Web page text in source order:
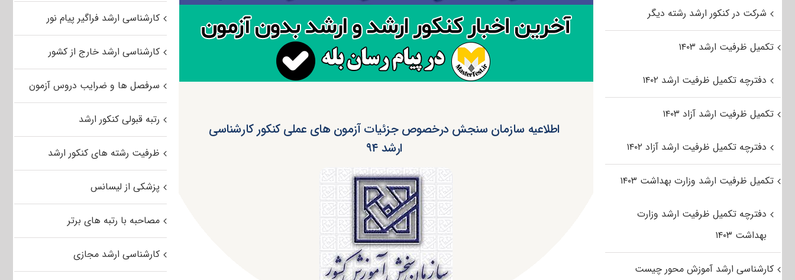
اطلاعیه سازمان سنجش درخصوص جزئیات آزمون های عملی کنکور کارشناسی
ارشد ۹۴
کارشناسی ارشد فراگیر پیام نور
کارشناسی ارشد خارج از کشور
سرفصل ها و ضرایب دروس آزمون
رتبه قبولی کنکور ارشد
ظرفیت رشته های کنکور ارشد
پزشکی از لیسانس
مصاحبه با رتبه های برتر
کارشناسی ارشد مجازی
شرکت در کنکور ارشد رشته دیگر
تکمیل ظرفیت ارشد ۱۴۰۳
دفترچه تکمیل ظرفیت ارشد ۱۴۰۲
تکمیل ظرفیت ارشد آزاد ۱۴۰۳
دفترچه تکمیل ظرفیت ارشد آزاد ۱۴۰۲
تکمیل ظرفیت ارشد وزارت بهداشت ۱۴۰۳
دفترچه تکمیل ظرفیت ارشد وزارت
بهداشت ۱۴۰۳
کارشناسی ارشد آموزش محور چیست